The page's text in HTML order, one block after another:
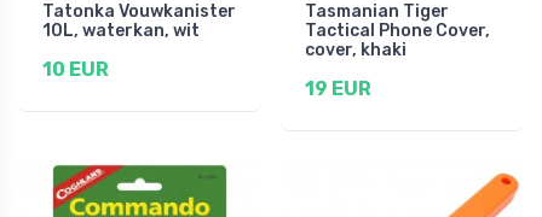
Tatonka Vouwkanister
10L, waterkan, wit
10 EUR
Tasmanian Tiger
Tactical Phone Cover,
cover, khaki
19 EUR